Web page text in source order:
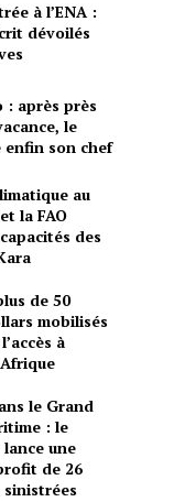
à l’ENA :
dévoilés
: après près
le
son chef
au
la FAO
des
de 50
mobilisés
à
le Grand
: le
une
de 26
sinistrées